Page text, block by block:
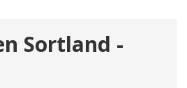
Sortland -